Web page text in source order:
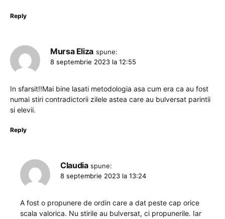
Reply
Mursa Eliza spune:
8 septembrie 2023 la 12:55
In sfarsit!!Mai bine lasati metodologia asa cum era ca au fost
numai stiri contradictorii zilele astea care au bulversat parintii
si elevii.
Reply
Claudia spune:
8 septembrie 2023 la 13:24
A fost o propunere de ordin care a dat peste cap orice
scala valorica. Nu stirile au bulversat, ci propunerile. Iar